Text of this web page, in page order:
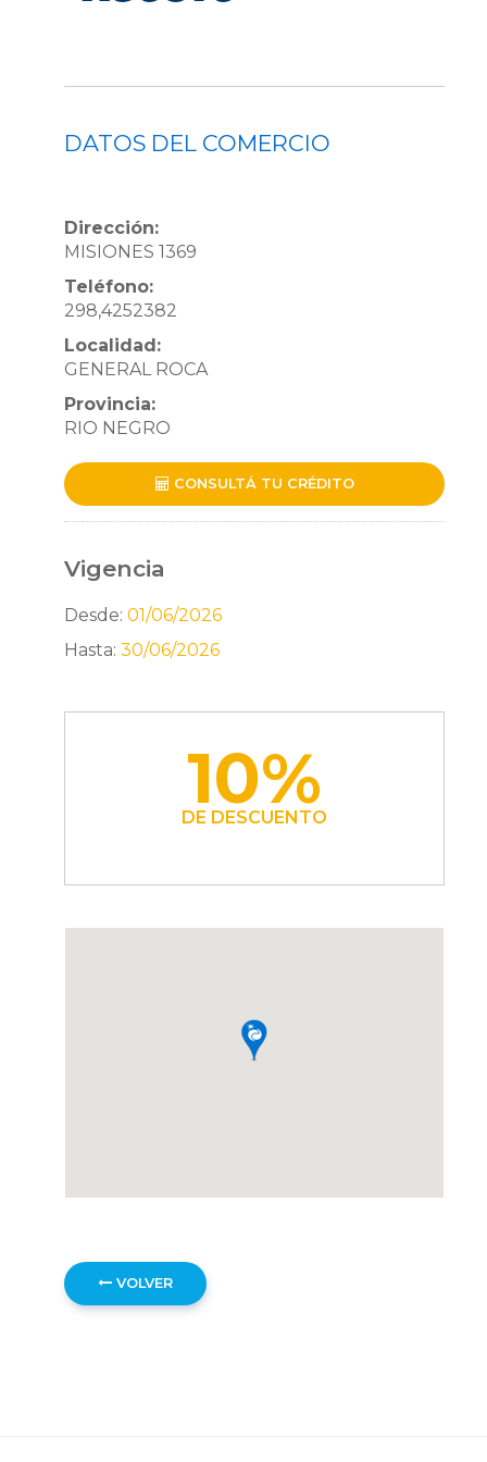
DATOS DEL COMERCIO
Dirección:
MISIONES 1369
Teléfono:
298,4252382
Localidad:
GENERAL ROCA
Provincia:
RIO NEGRO
CONSULTÁ TU CRÉDITO
Vigencia
Desde:01/06/2026
Hasta:30/06/2026
10%
DE DESCUENTO
VOLVER